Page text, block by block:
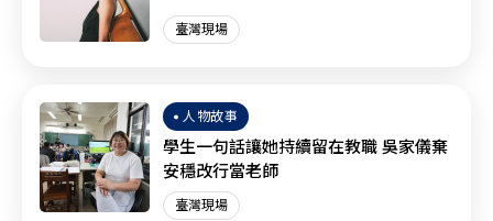
臺灣現場
人物故事
學生一句話讓她持續留在教職 吳家儀棄
安穩改行當老師
臺灣現場